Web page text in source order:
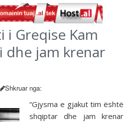
i Greqise Kam
dhe jam krenar
Shkruar nga:
“Gjysma e gjakut tim është
shqiptar dhe jam krenar